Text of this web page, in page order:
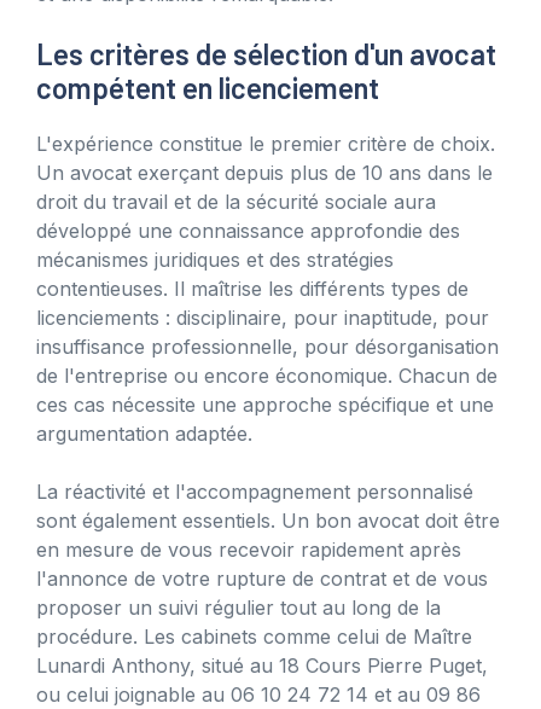
Les critères de sélection d'un avocat
compétent en licenciement
L'expérience constitue le premier critère de choix.
Un avocat exerçant depuis plus de 10 ans dans le
droit du travail et de la sécurité sociale aura
développé une connaissance approfondie des
mécanismes juridiques et des stratégies
contentieuses. Il maîtrise les différents types de
licenciements : disciplinaire, pour inaptitude, pour
insuffisance professionnelle, pour désorganisation
de l'entreprise ou encore économique. Chacun de
ces cas nécessite une approche spécifique et une
argumentation adaptée.
La réactivité et l'accompagnement personnalisé
sont également essentiels. Un bon avocat doit être
en mesure de vous recevoir rapidement après
l'annonce de votre rupture de contrat et de vous
proposer un suivi régulier tout au long de la
procédure. Les cabinets comme celui de Maître
Lunardi Anthony, situé au 18 Cours Pierre Puget,
ou celui joignable au 06 10 24 72 14 et au 09 86